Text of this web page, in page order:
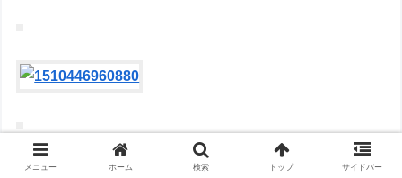
メニュー ホーム 検索 トップ サイドバー